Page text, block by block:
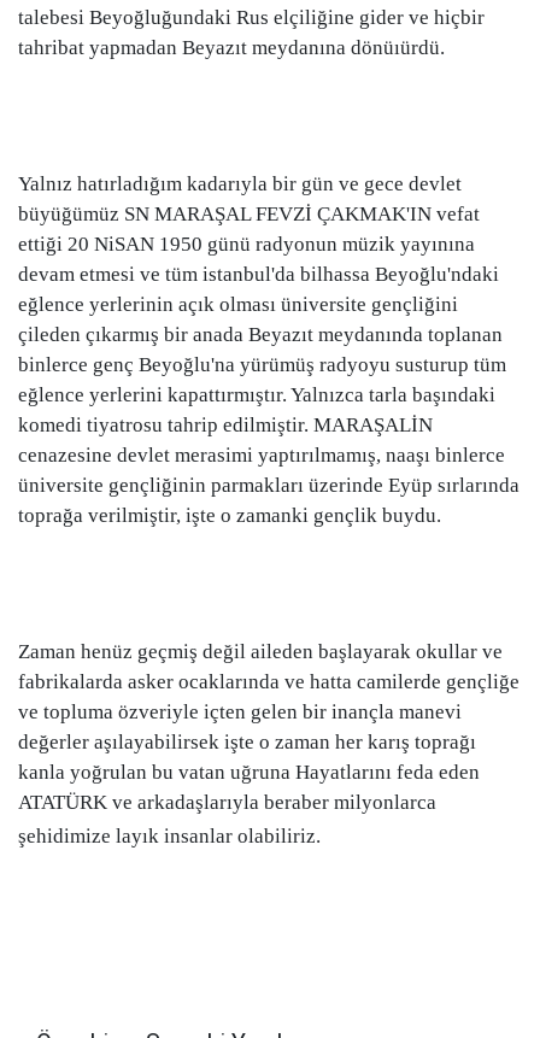
talebesi Beyoğluğundaki Rus elçiliğine gider ve hiçbir
tahribat yapmadan Beyazıt meydanına dönüıürdü.
Yalnız hatırladığım kadarıyla bir gün ve gece devlet
büyüğümüz SN MARAŞAL FEVZİ ÇAKMAK'IN vefat
ettiği 20 NiSAN 1950 günü radyonun müzik yayınına
devam etmesi ve tüm istanbul'da bilhassa Beyoğlu'ndaki
eğlence yerlerinin açık olması üniversite gençliğini
çileden çıkarmış bir anada Beyazıt meydanında toplanan
binlerce genç Beyoğlu'na yürümüş radyoyu susturup tüm
eğlence yerlerini kapattırmıştır. Yalnızca tarla başındaki
komedi tiyatrosu tahrip edilmiştir. MARAŞALİN
cenazesine devlet merasimi yaptırılmamış, naaşı binlerce
üniversite gençliğinin parmakları üzerinde Eyüp sırlarında
toprağa verilmiştir, işte o zamanki gençlik buydu.
Zaman henüz geçmiş değil aileden başlayarak okullar ve
fabrikalarda asker ocaklarında ve hatta camilerde gençliğe
ve topluma özveriyle içten gelen bir inançla manevi
değerler aşılayabilirsek işte o zaman her karış toprağı
kanla yoğrulan bu vatan uğruna Hayatlarını feda eden
ATATÜRK ve arkadaşlarıyla beraber milyonlarca
şehidimize layık insanlar olabiliriz.